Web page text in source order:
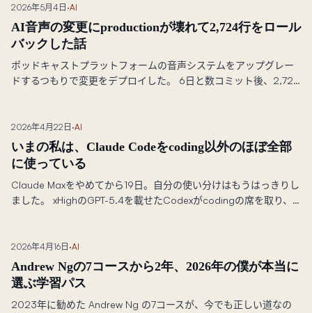
のところまだWebアプリだからです。
2026年5月4日 ·AI
AI音声の変更にproductionが壊れて2,724行をロール
バックした話
ポッドキャストプラットフォームの音声システムをアップグレー
ドするつもりで変更をデプロイした。 6日と数コミット後、2,724
ついて学んだことだ。
2026年4月22日 ·AI
いまの私は、Claude Codeをcoding以外のほぼ全部
に使っている
Claude Maxをやめてから19日。自分の使い分けはもうはっきりし
ました。 xHighのGPT-5.4を載せたCodexがcodingの席を取り、
2026年4月16日 ·AI
Andrew Ngの7コースから2年、2026年の僕が本当に
選ぶ学習パス
2023年に勧めた Andrew Ng の7コースが、今でも正しい道なの